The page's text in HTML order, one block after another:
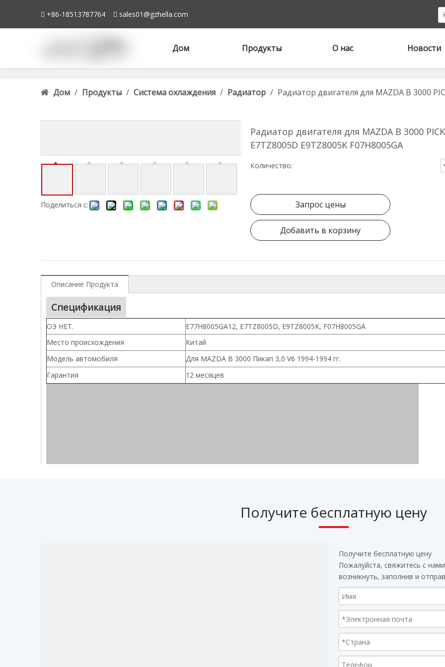
 +86-18513787764  sales01@gzhella.com
Дом Продукты О нас Новости
Дом / Продукты / Система охлаждения / Радиатор / Радиатор двигателя для MAZDA B 3000
Поделиться с:
Радиатор двигателя для MAZDA B 3000
E7TZ8005D E9TZ8005K F07H8005GA
Количество:
Запрос цены
Добавить в корзину
Описание Продукта
Спецификация
ОЭ НЕТ.
E77H8005GA12, E7TZ8005D, E9TZ8005K, F07H8005GA
Место происхождения
Китай
Модель автомобиля
Для MAZDA B 3000 Пикап 3,0 V6 1994-1994 гг.
Гарантия
12 месяцев
Получите бесплатную цену
Получите бесплатную цену
Пожалуйста, свяжитесь с
возникнуть, заполнив и